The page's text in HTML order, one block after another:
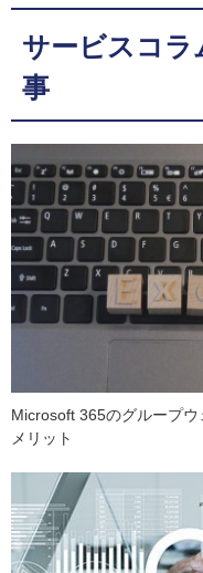
サービスコラ
事
Microsoft 365のグループ
メリット